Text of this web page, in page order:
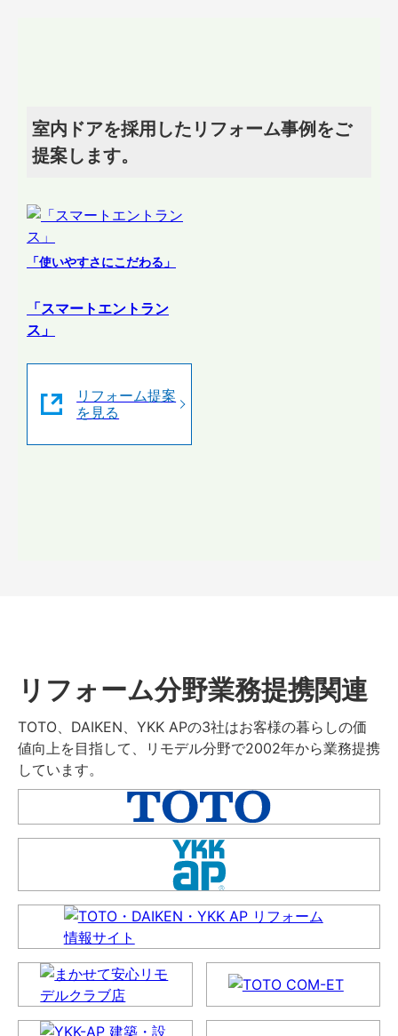
室内ドアを採用したリフォーム事例をご
提案します。
「使いやすさにこだわる」
「スマートエントラン
ス」
リフォーム提案
を見る
リフォーム分野業務提携関連
TOTO、DAIKEN、YKK APの3社はお客様の暮らしの価
値向上を目指して、リモデル分野で2002年から業務提携
しています。